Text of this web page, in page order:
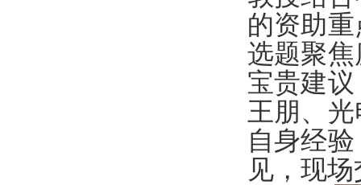
的资助
选题聚
宝贵建
王朋、
自身经
见，现